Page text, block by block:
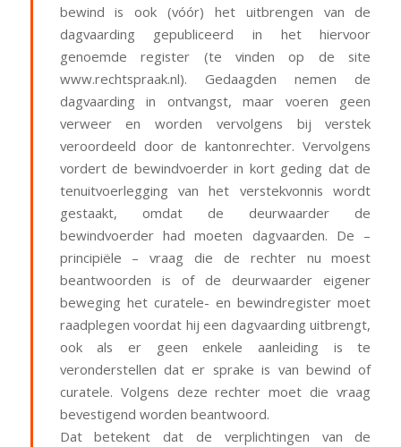
bewind is ook (vóór) het uitbrengen van de
dagvaarding gepubliceerd in het hiervoor
genoemde register (te vinden op de site
www.rechtspraak.nl). Gedaagden nemen de
dagvaarding in ontvangst, maar voeren geen
verweer en worden vervolgens bij verstek
veroordeeld door de kantonrechter. Vervolgens
vordert de bewindvoerder in kort geding dat de
tenuitvoerlegging van het verstekvonnis wordt
gestaakt, omdat de deurwaarder de
bewindvoerder had moeten dagvaarden. De –
principiële – vraag die de rechter nu moest
beantwoorden is of de deurwaarder eigener
beweging het curatele- en bewindregister moet
raadplegen voordat hij een dagvaarding uitbrengt,
ook als er geen enkele aanleiding is te
veronderstellen dat er sprake is van bewind of
curatele. Volgens deze rechter moet die vraag
bevestigend worden beantwoord.
Dat betekent dat de verplichtingen van de